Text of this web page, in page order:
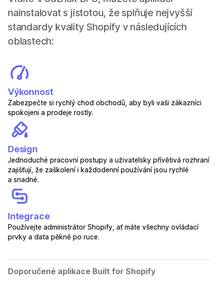
nainstalovat s jistotou, že splňuje nejvyšší
standardy kvality Shopify v následujících
oblastech:
Výkonnost
Zabezpečte si rychlý chod obchodů, aby byli vaši zákazníci
spokojeni a prodeje rostly.
Design
Jednoduché pracovní postupy a uživatelsky přívětivá rozhraní
zajišťují, že zaškolení i každodenní používání jsou rychlé
a snadné.
Integrace
Používejte administrátor Shopify, ať máte všechny ovládací
prvky a data pěkně po ruce.
Doporučené aplikace Built for Shopify